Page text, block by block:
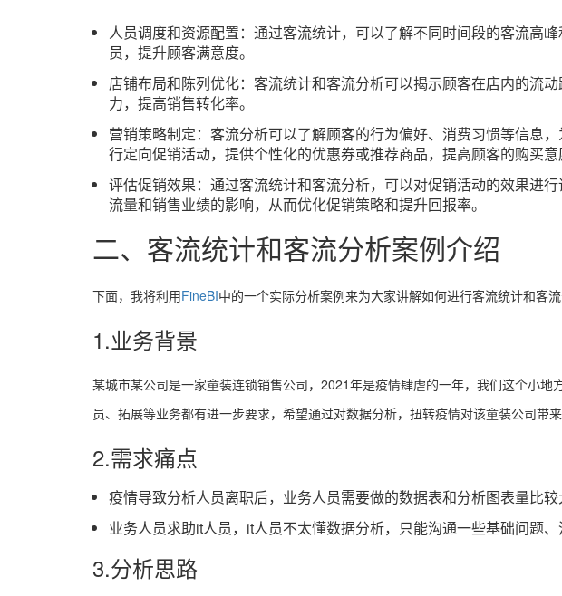
人员调度和资源配置：通过客流统计，可以了解不同时间段的客流高
员，提升顾客满意度。
店铺布局和陈列优化：客流统计和客流分析可以揭示顾客在店内的流
力，提高销售转化率。
营销策略制定：客流分析可以了解顾客的行为偏好、消费习惯等信息
行定向促销活动，提供个性化的优惠券或推荐商品，提高顾客的购买意
评估促销效果：通过客流统计和客流分析，可以对促销活动的效果进
流量和销售业绩的影响，从而优化促销策略和提升回报率。
二、客流统计和客流分析案例介绍
下面，我将利用FineBI中的一个实际分析案例来为大家讲解如何进行客流统计和客流
1.业务背景
某城市某公司是一家童装连锁销售公司，2021年是疫情肆虐的一年，我们这个小
员、拓展等业务都有进一步要求，希望通过对数据分析，扭转疫情对该童装公司带来
2.需求痛点
疫情导致分析人员离职后，业务人员需要做的数据表和分析图表量比
业务人员求助it人员，it人员不太懂数据分析，只能沟通一些基础问题
3.分析思路